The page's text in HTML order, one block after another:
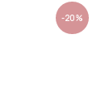
-20%